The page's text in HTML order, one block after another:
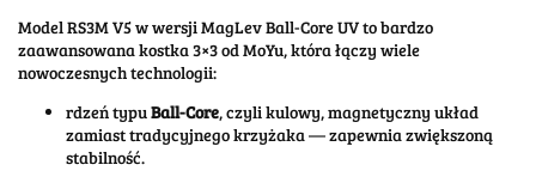
Model RS3M V5 w wersji MagLev Ball-Core UV to bardzo
zaawansowana kostka 3×3 od MoYu, która łączy wiele
nowoczesnych technologii:
rdzeń typuBall-Core, czyli kulowy, magnetyczny układ
zamiast tradycyjnego krzyżaka — zapewnia zwiększoną
stabilność.